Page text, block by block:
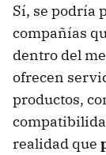
Sí, se podría
compañías
dentro del
ofrecen
productos,
realidad que